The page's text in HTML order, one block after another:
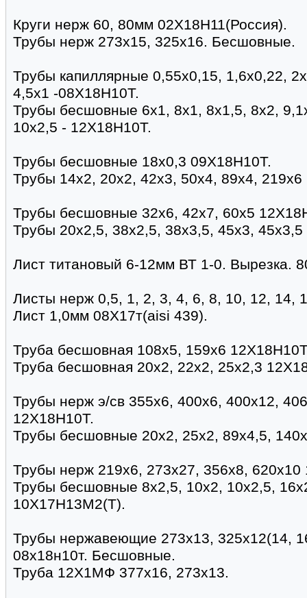
Круги нерж 60, 80мм 02Х18Н11(Россия).
Трубы нерж 273х15, 325х16. Бесшовные.
Трубы капиллярные 0,55х0,15, 1,6х0,22,
4,5х1 -08Х18Н10Т.
Трубы бесшовные 6х1, 8х1, 8х1,5, 8х2,
10х2,5 - 12Х18Н10Т.
Трубы бесшовные 18х0,3 09Х18Н10Т.
Трубы 14х2, 20х2, 42х3, 50х4, 89х4,
Трубы бесшовные 32х6, 42х7, 60х5
Трубы 20х2,5, 38х2,5, 38х3,5, 45х3, 45х3,5
Лист титановый 6-12мм ВТ 1-0. Вырезка.
Листы нерж 0,5, 1, 2, 3, 4, 6, 8, 10, 12, 14,
Лист 1,0мм 08Х17т(aisi 439).
Труба бесшовная 108х5, 159х6
Труба бесшовная 20х2, 22х2, 25х2,3
Трубы нерж э/св 355х6, 400х6, 400х12,
12Х18Н10Т.
Трубы бесшовные 20х2, 25х2, 89х4,5,
Трубы нерж 219х6, 273х27, 356х8,
Трубы бесшовные 8х2,5, 10х2, 10х2,5,
10Х17Н13М2(Т).
Трубы нержавеющие 273х13, 325х12(14,
08х18н10т. Бесшовные.
Труба 12Х1МФ 377х16, 273х13.